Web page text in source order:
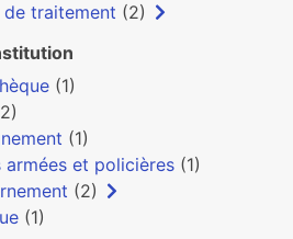
de traitement (2)
(1)
(1)
armées et policières (1)
(2)
(1)